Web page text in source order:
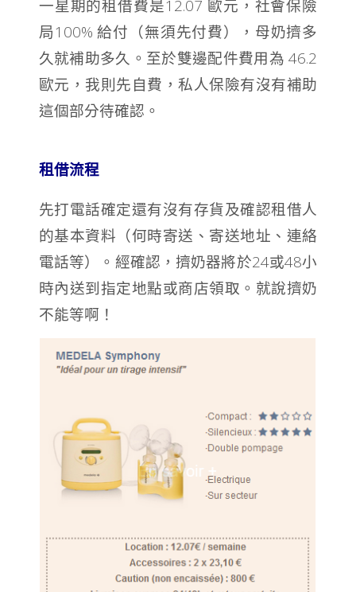
一星期的租借費是12.07 歐元，社會保險
局100% 給付（無須先付費），母奶擠多
久就補助多久。至於雙邊配件費用為 46.2
歐元，我則先自費，私人保險有沒有補助
這個部分待確認。
租借流程
先打電話確定還有沒有存貨及確認租借人
的基本資料（何時寄送、寄送地址、連絡
電話等）。經確認，擠奶器將於24或48小
時內送到指定地點或商店領取。就說擠奶
不能等啊！